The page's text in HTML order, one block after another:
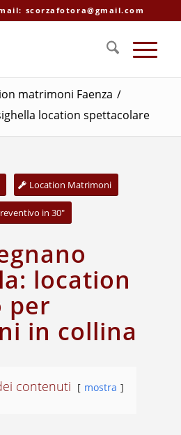
scorzafotora@gmail.com
matrimoni Faenza /
location spettacolare
Location Matrimoni
in 30"
location
per
in collina
contenuti mostra